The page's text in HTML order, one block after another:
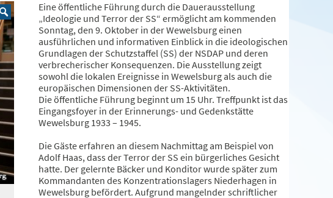
Eine öffentliche Führung durch die Dauerausstellung
„Ideologie und Terror der SS“ ermöglicht am kommenden
Sonntag, den 9. Oktober in der Wewelsburg einen
ausführlichen und informativen Einblick in die ideologischen
Grundlagen der Schutzstaffel (SS) der NSDAP und deren
verbrecherischer Konsequenzen. Die Ausstellung zeigt
sowohl die lokalen Ereignisse in Wewelsburg als auch die
europäischen Dimensionen der SS-Aktivitäten.
Die öffentliche Führung beginnt um 15 Uhr. Treffpunkt ist das
Eingangsfoyer in der Erinnerungs- und Gedenkstätte
Wewelsburg 1933 – 1945.
Die Gäste erfahren an diesem Nachmittag am Beispiel von
Adolf Haas, dass der Terror der SS ein bürgerliches Gesicht
hatte. Der gelernte Bäcker und Konditor wurde später zum
Kommandanten des Konzentrationslagers Niederhagen in
Wewelsburg befördert. Aufgrund mangelnder schriftlicher